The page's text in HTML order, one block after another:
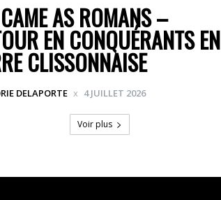
AS ROMANS –
EN CONQUÉRANTS EN
CLISSONNAISE
DELAPORTE 4 JUILLET 2026
Voir plus